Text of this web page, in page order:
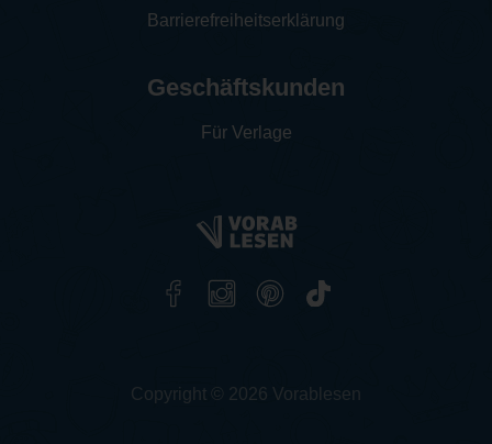
Barrierefreiheitserklärung
Geschäftskunden
Für Verlage
Copyright © 2026 Vorablesen